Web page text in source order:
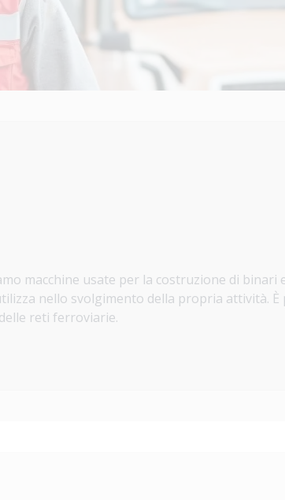
macchine usate per la costruzione di binari
nello svolgimento della propria attività.
reti ferroviarie.